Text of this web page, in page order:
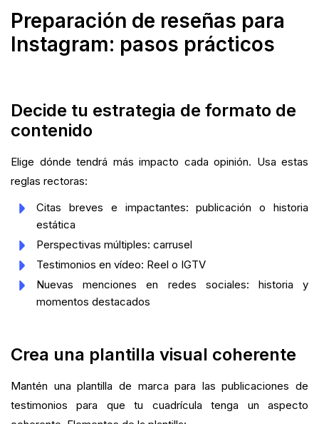
Preparación de reseñas para
Instagram: pasos prácticos
Decide tu estrategia de formato de
contenido
Elige dónde tendrá más impacto cada opinión. Usa estas
reglas rectoras:
Citas breves e impactantes: publicación o historia
estática
Perspectivas múltiples: carrusel
Testimonios en vídeo: Reel o IGTV
Nuevas menciones en redes sociales: historia y
momentos destacados
Crea una plantilla visual coherente
Mantén una plantilla de marca para las publicaciones de
testimonios para que tu cuadrícula tenga un aspecto